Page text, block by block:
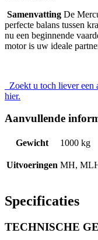
Samenvatting De
perfecte balans tussen
nu een beginnende
motor is uw ideale
Zoekt u toch liever een
hier.
Aanvullende
Gewicht 1000 kg
Uitvoeringen MH,
Specificaties
TECHNISCHE